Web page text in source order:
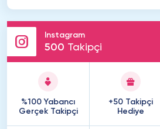
Instagram
500 Takipçi
%100 Yabancı
Gerçek Takipçi
+50 Takipçi
Hediye